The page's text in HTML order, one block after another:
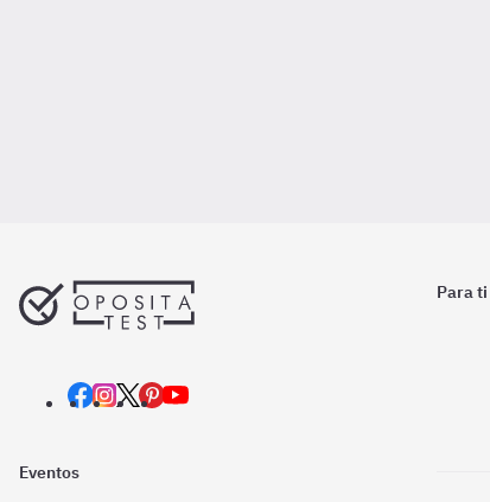
Para ti
Eventos